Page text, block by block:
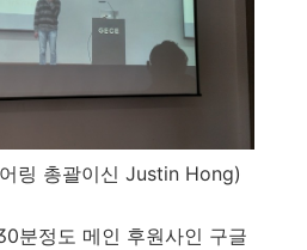
링 총괄이신 Justin Hong)
분정도 메인 후원사인 구글